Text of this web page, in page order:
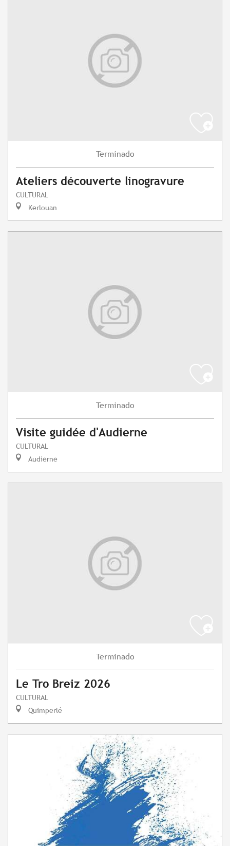
Terminado
Ateliers découverte linogravure
CULTURAL
Kerlouan
Terminado
Visite guidée d'Audierne
CULTURAL
Audierne
Terminado
Le Tro Breiz 2026
CULTURAL
Quimperlé